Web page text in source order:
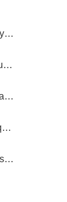
Avantages et inconvénients du polyéthylène HAUTE DENSITÉ PEHD
Savez-vous comment stocker les tuyaux en plastique?
Pourquoi les tuyaux en PVC vont jaunir
Avantages et inconvénients de l’équipement d’irrigation économe en eau
Des ingénieurs clients algériens visitent l'atelier HWYAA pour un échange technique